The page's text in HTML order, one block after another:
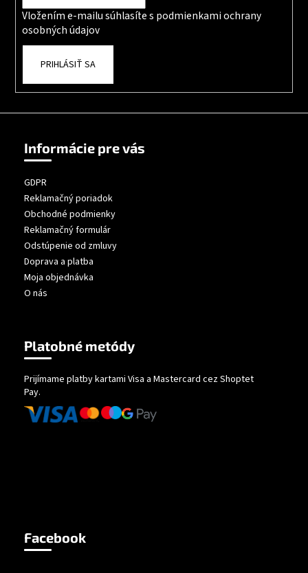
Vložením e-mailu súhlasíte s podmienkami ochrany
osobných údajov
PRIHLÁSIŤ SA
Informácie pre vás
GDPR
Reklamačný poriadok
Obchodné podmienky
Reklamačný formulár
Odstúpenie od zmluvy
Doprava a platba
Moja objednávka
O nás
Platobné metódy
Prijímame platby kartami Visa a Mastercard cez Shoptet
Pay.
Facebook